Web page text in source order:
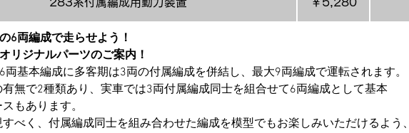
6両編成で走らせよう！
リジナルパーツのご案内！
基本編成に多客期は3両の付属編成を併結し、最大9両編成で運転されます。
無で2種類あり、実車では3両付属編成同士を組合せて6両編成として基本
もあります。
べく、付属編成同士を組み合わせた編成を模型でもお楽しみいただけるよう、